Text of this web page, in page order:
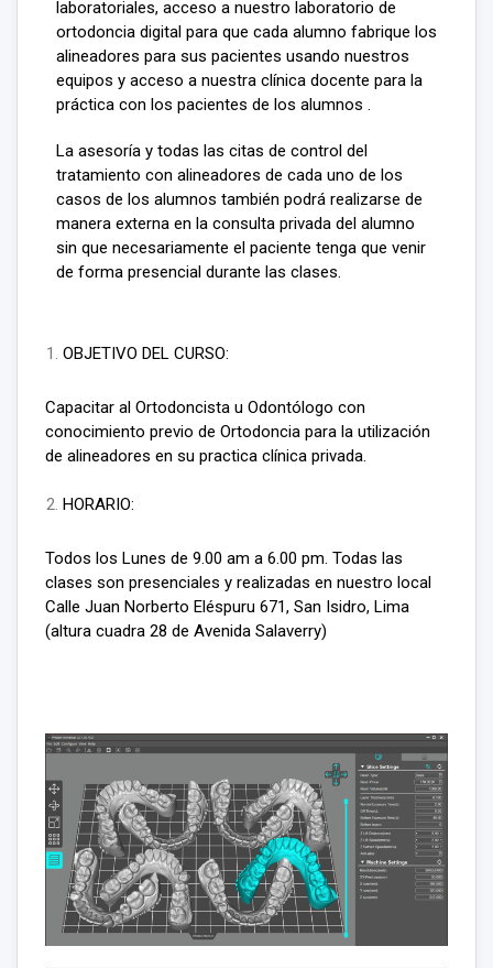
laboratoriales, acceso a nuestro laboratorio de
ortodoncia digital para que cada alumno fabrique los
alineadores para sus pacientes usando nuestros
equipos y acceso a nuestra clínica docente para la
práctica con los pacientes de los alumnos .
La asesoría y todas las citas de control del
tratamiento con alineadores de cada uno de los
casos de los alumnos también podrá realizarse de
manera externa en la consulta privada del alumno
sin que necesariamente el paciente tenga que venir
de forma presencial durante las clases.
OBJETIVO DEL CURSO:
Capacitar al Ortodoncista u Odontólogo con
conocimiento previo de Ortodoncia para la utilización
de alineadores en su practica clínica privada.
HORARIO:
Todos los Lunes de 9.00 am a 6.00 pm. Todas las
clases son presenciales y realizadas en nuestro local
Calle Juan Norberto Eléspuru 671, San Isidro, Lima
(altura cuadra 28 de Avenida Salaverry)